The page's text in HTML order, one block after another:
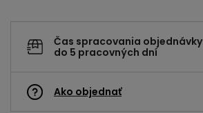
Čas spracovania objednávky
do 5 pracovných dní
Ako objednať